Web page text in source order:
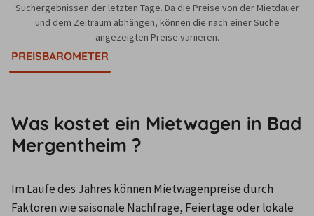
Suchergebnissen der letzten Tage. Da die Preise von der Mietdauer
und dem Zeitraum abhängen, können die nach einer Suche
angezeigten Preise variieren.
PREISBAROMETER
Was kostet ein Mietwagen in Bad
Mergentheim ?
Im Laufe des Jahres können Mietwagenpreise durch
Faktoren wie saisonale Nachfrage, Feiertage oder lokale